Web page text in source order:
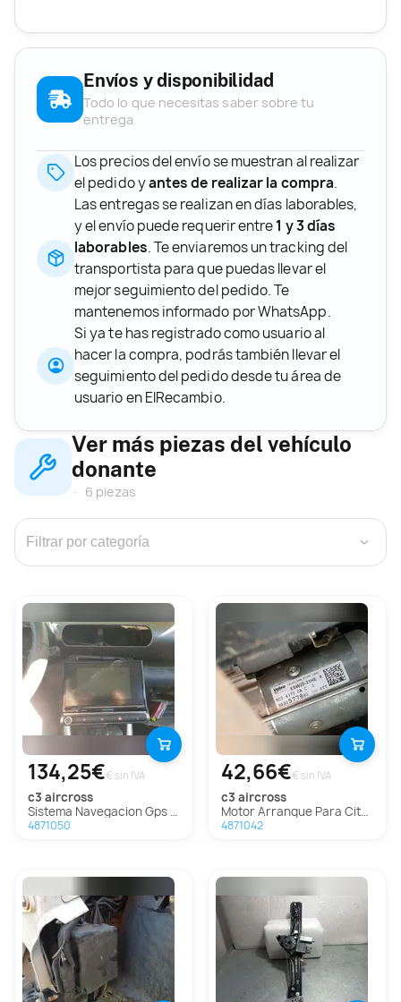
Envíos y disponibilidad
Todo lo que necesitas saber sobre tu
entrega
Los precios del envío se muestran al realizar
el pedido yantes de realizar la compra.
Las entregas se realizan en días laborables,
y el envío puede requerir entre1 y 3 días
laborables. Te enviaremos un tracking del
transportista para que puedas llevar el
mejor seguimiento del pedido. Te
mantenemos informado por WhatsApp.
Si ya te has registrado como usuario al
hacer la compra, podrás también llevar el
seguimiento del pedido desde tu área de
usuario en ElRecambio.
Ver más piezas del vehículo
donante
6 piezas
›
134,25€€ sin IVA
c3 aircross
Sistema Navegacion Gps Para Citroen C3 Aircross
4871050
42,66€€ sin IVA
c3 aircross
Motor Arranque Para Citroen C3 Aircross
4871042